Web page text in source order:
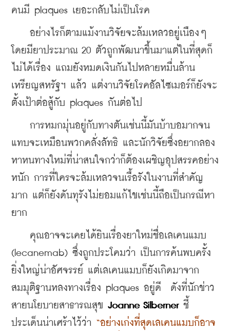
คนมี plaques เยอะกลับไม่เป็นโรค
อย่างไรก็ตามแม้งานวิจัยจะล้มเหลวอยู่เนืองๆ
โดยมียาประมาณ 20 ตัวถูกพัฒนาขึ้นมาแต่ในที่สุดก็
ไม่ได้เรื่อง แถมยังหมดเงินกันไปหลายหมื่นล้าน
เหรียญสหรัฐฯ แล้ว แต่งานวิจัยโรคอัลไซเมอร์ก็ยังจะ
ตั้งเป้าต่อสู้กับ plaques กันต่อไป
การหมกมุ่นอยู่กับทางตันเช่นนี้มันบ้าบอมากจน
แทบจะเหมือนพวกคลั่งลัทธิ และนักวิจัยซึ่งอยากลอง
หาหนทางใหม่ที่น่าสนใจกว่าก็ต้องเผชิญอุปสรรคอย่าง
หนัก การที่ใครจะล้มเหลวจนเรื้อรังในงานที่สำคัญ
มาก แต่ก็ยังดันทุรังไม่ยอมแก้ไขเช่นนี้ถือเป็นกรณีหา
ยาก
คุณอาจจะเคยได้ยินเรื่องยาใหม่ชื่อเลเคนแมบ
(lecanemab) ซึ่งถูกประโคมว่า เป็นการค้นพบครั้ง
ยิ่งใหญ่น่าอัศจรรย์ แต่เลเคนแมบก็ยังเกิดมาจาก
สมมุติฐานหลงทางเรื่อง plaques อยู่ดี  ดังที่นักข่าว
สายนโยบายสาธารณสุข Joanne Silberner ชี้
ประเด็นน่าเศร้าไว้ว่า “อย่างเก่งที่สุดเลเคนแมบก็อาจ